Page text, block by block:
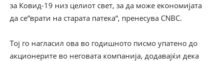
за Ковид-19 низ целиот свет, за да може економијата
да се“врати на старата патека“, пренесува CNBC.
Тој го нагласил ова во годишното писмо упатено до
акционерите во неговата компанија, додавајќи дека